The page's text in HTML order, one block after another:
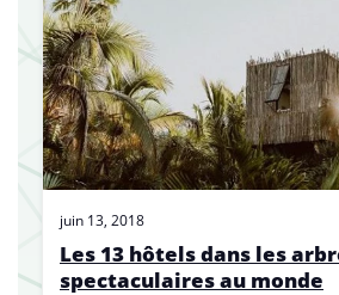
juin 13, 2018
Les 13 hôtels dans les
spectaculaires au monde